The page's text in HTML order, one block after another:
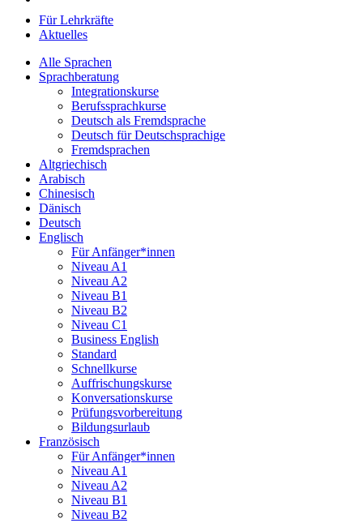
Für Lehrkräfte
Aktuelles
Alle Sprachen
Sprachberatung
Integrationskurse
Berufssprachkurse
Deutsch als Fremdsprache
Deutsch für Deutschsprachige
Fremdsprachen
Altgriechisch
Arabisch
Chinesisch
Dänisch
Deutsch
Englisch
Für Anfänger*innen
Niveau A1
Niveau A2
Niveau B1
Niveau B2
Niveau C1
Business English
Standard
Schnellkurse
Auffrischungskurse
Konversationskurse
Prüfungsvorbereitung
Bildungsurlaub
Französisch
Für Anfänger*innen
Niveau A1
Niveau A2
Niveau B1
Niveau B2